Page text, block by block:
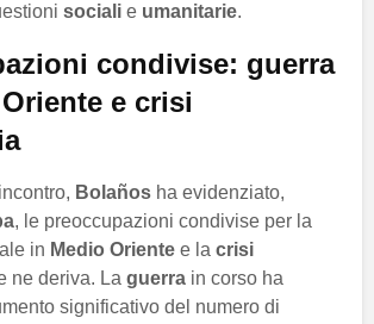
sociali e umanitarie.
condivise: guerra
e crisi
Bolaños ha evidenziato,
, le preoccupazioni condivise per la
in Medio Oriente e la crisi
ne deriva. La guerra in corso ha
significativo del numero di